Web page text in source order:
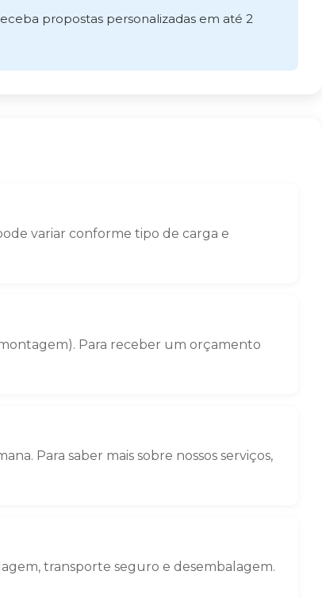
propostas personalizadas em até 2
variar conforme tipo de carga e
Para receber um orçamento
Para saber mais sobre nossos serviços,
transporte seguro e desembalagem.